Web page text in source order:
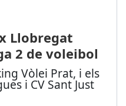
Llobregat
2 de voleibol
Vòlei Prat, i els
i CV Sant Just